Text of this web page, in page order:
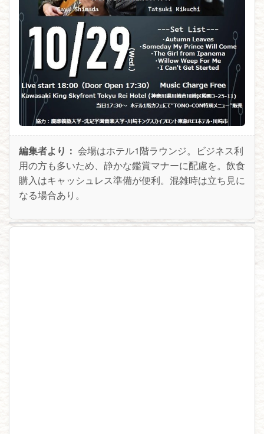
編集者より： 会場はホテル1階ラウンジ。ビジネス利
用の方も多いため、静かな鑑賞マナーに配慮を。飲食
購入はキャッシュレス準備が便利。混雑時は立ち見に
なる場合あり。